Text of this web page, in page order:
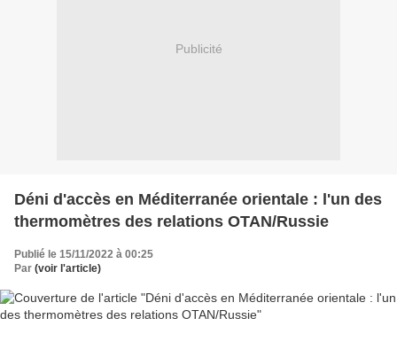
Publicité
Déni d'accès en Méditerranée orientale : l'un des
thermomètres des relations OTAN/Russie
Publié le 15/11/2022 à 00:25
Par (voir l'article)